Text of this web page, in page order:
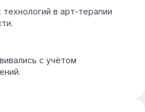
в арт-терапии
с учётом